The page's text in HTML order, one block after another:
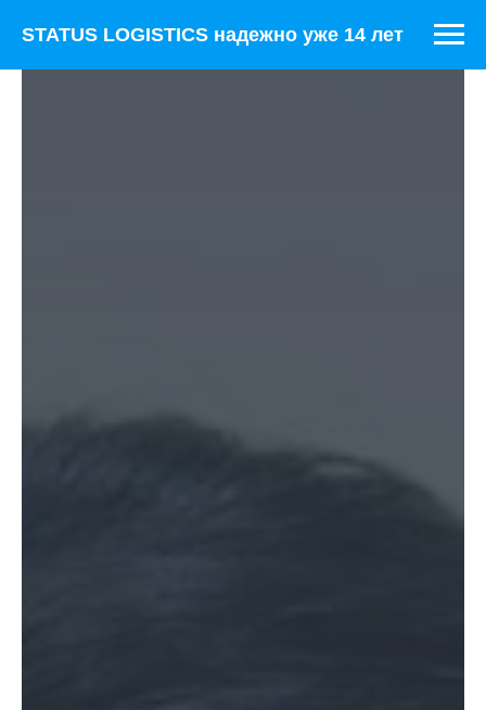
STATUS LOGISTICS надежно уже 14 лет